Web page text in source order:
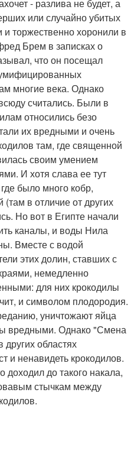
- разлива не будет, а
или случайно убитых
торжественно хоронили в
Брем в записках о
что он посещал
многие века. Однако
считались. Были в
относились безо
их вредными и очень
там, где священной
своим умением
И хотя слава ее тут
было много кобр,
в отличие от других
Но вот в Египте начали
каналы, и воды Нила
Вместе с водой
этих долин, ставших с
немедленно
для них крокодилы
и символом плодородия.
уничтожают яйца
вредными. Однако "Смена
областях
и ненавидеть крокодилов.
доходил до такого накала,
стычкам между